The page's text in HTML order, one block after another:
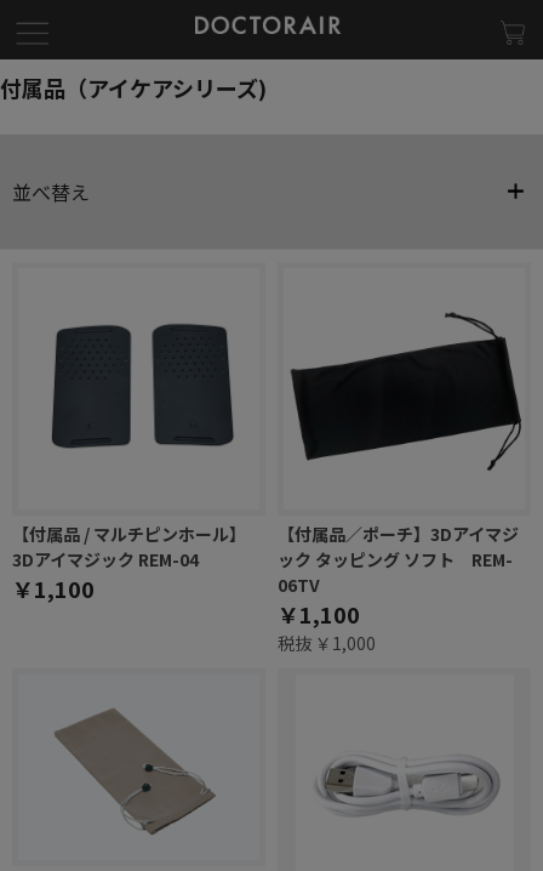
付属品（アイケアシリーズ)
並べ替え
【付属品 / マルチピンホール】
3Dアイマジック REM-04
￥1,100
【付属品／ポーチ】3Dアイマジ
ック タッピング ソフト REM-
06TV
￥1,100
税抜 ￥1,000